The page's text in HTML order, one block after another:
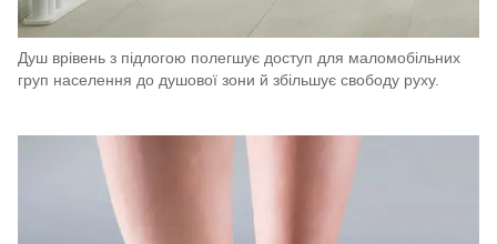
Душ врівень з підлогою полегшує доступ для маломобільних
груп населення до душової зони й збільшує свободу руху.